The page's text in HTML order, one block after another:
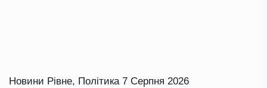
Новини Рівне, Політика 7 Серпня 2026